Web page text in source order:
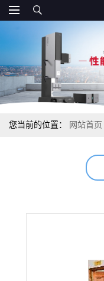
您当前的位置： 网站首页